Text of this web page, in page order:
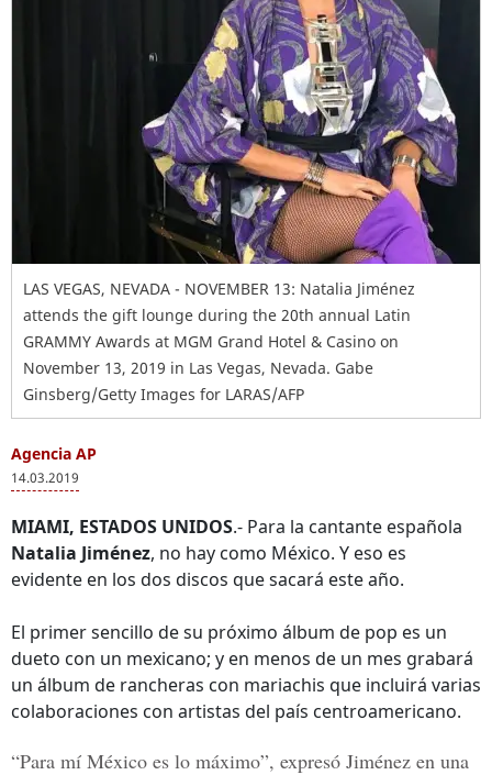
LAS VEGAS, NEVADA - NOVEMBER 13: Natalia Jiménez
attends the gift lounge during the 20th annual Latin
GRAMMY Awards at MGM Grand Hotel & Casino on
November 13, 2019 in Las Vegas, Nevada. Gabe
Ginsberg/Getty Images for LARAS/AFP
Agencia AP
14.03.2019
MIAMI, ESTADOS UNIDOS.- Para la cantante española
Natalia Jiménez, no hay como México. Y eso es
evidente en los dos discos que sacará este año.
El primer sencillo de su próximo álbum de pop es un
dueto con un mexicano; y en menos de un mes grabará
un álbum de rancheras con mariachis que incluirá varias
colaboraciones con artistas del país centroamericano.
“Para mí México es lo máximo”, expresó Jiménez en una